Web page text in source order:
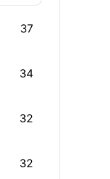
37
34
32
32